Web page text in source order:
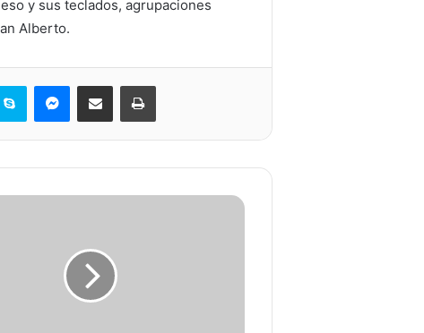
y sus teclados, agrupaciones
Alberto.
Skype Messenger
Share via Email Print